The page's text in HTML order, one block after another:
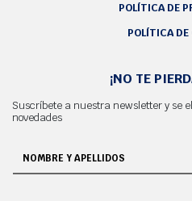
POLÍTICA DE
POLÍTICA DE
¡NO TE
Suscríbete a nuestra newsletter y se
novedades
NOMBRE Y APELLIDOS